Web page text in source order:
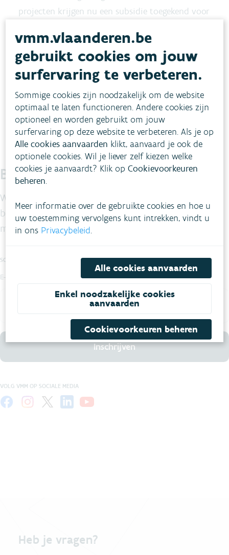
projecten krijgen nu een subsidie toegekend voor
in 2022 is een oproep voor nieuwe projecten
voorzien.
Bekijk de projecten en alle informatie over
Proeftuinen Droogte »
Blijf je graag op de hoogte?
We maken maandelijks voor jou een selectie van de
belangrijkste nieuwsberichten op maat van de
milieuprofessional.
SCHRIJF JE IN OP DE NIEUWSBRIEF
E-mail
Inschrijven
VOLG VMM OP SOCIALE MEDIA
Heb je vragen?
vmm.vlaanderen.be
gebruikt cookies om jouw
surfervaring te verbeteren.
Sommige cookies zijn noodzakelijk om de website
optimaal te laten functioneren. Andere cookies zijn
optioneel en worden gebruikt om jouw
surfervaring op deze website te verbeteren. Als je op
Alle cookies aanvaarden klikt, aanvaard je ook de
optionele cookies. Wil je liever zelf kiezen welke
cookies je aanvaardt? Klik opCookievoorkeuren
beheren.
Meer informatie over de gebruikte cookies en hoe u
uw toestemming vervolgens kunt intrekken, vindt u
in ons Privacybeleid.
Alle cookies aanvaarden
Enkel noodzakelijke cookies
aanvaarden
Cookievoorkeuren beheren